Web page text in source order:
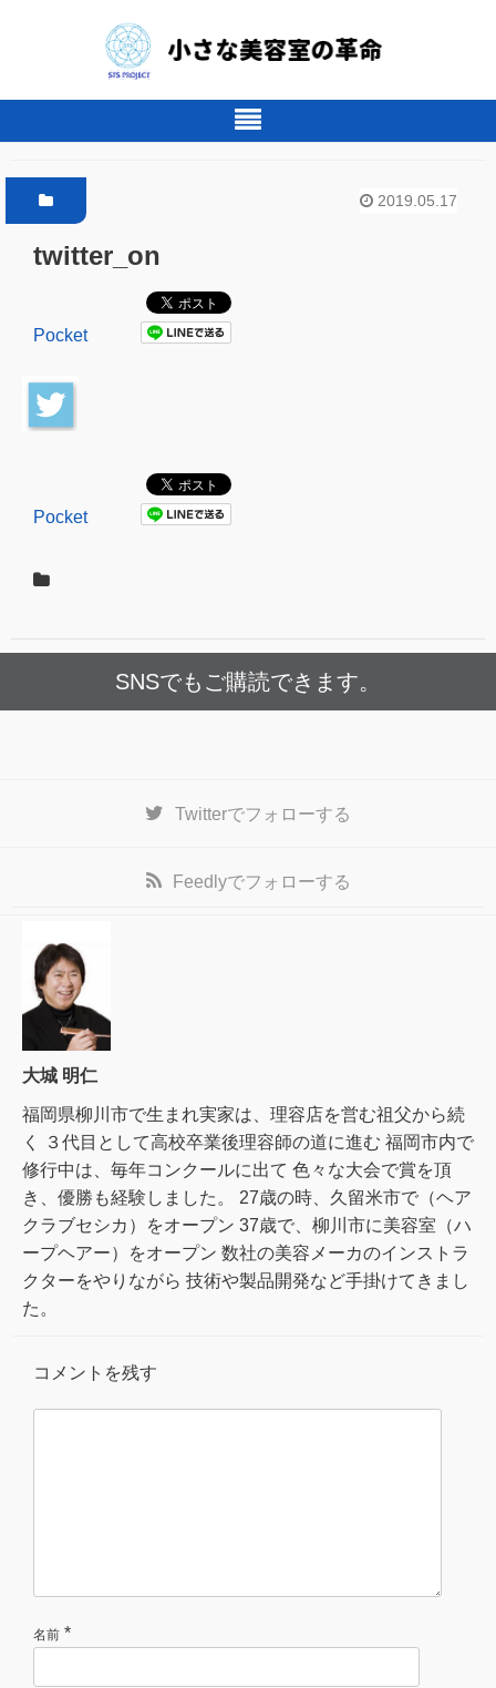
2019.05.17
twitter_on
Pocket
Pocket
SNSでもご購読できます。
Twitterでフォローする
Feedlyでフォローする
大城 明仁
福岡県柳川市で生まれ実家は、理容店を営む祖父から続
く ３代目として高校卒業後理容師の道に進む 福岡市内で
修行中は、毎年コンクールに出て 色々な大会で賞を頂
き、優勝も経験しました。 27歳の時、久留米市で（ヘア
クラブセシカ）をオープン 37歳で、柳川市に美容室（ハ
ープヘアー）をオープン 数社の美容メーカのインストラ
クターをやりながら 技術や製品開発など手掛けてきまし
た。
コメントを残す
名前 *